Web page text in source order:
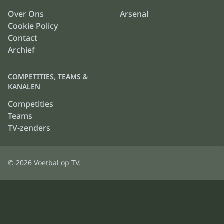
Over Ons
Cookie Policy
Contact
Archief
Arsenal
COMPETITIES, TEAMS &
KANALEN
Competities
Teams
TV-zenders
© 2026 Voetbal op TV.